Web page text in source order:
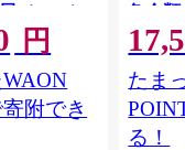
（400g）
円
附でき
魚介
格外
鮭切身
冷凍
当 支
切り
たま
る！